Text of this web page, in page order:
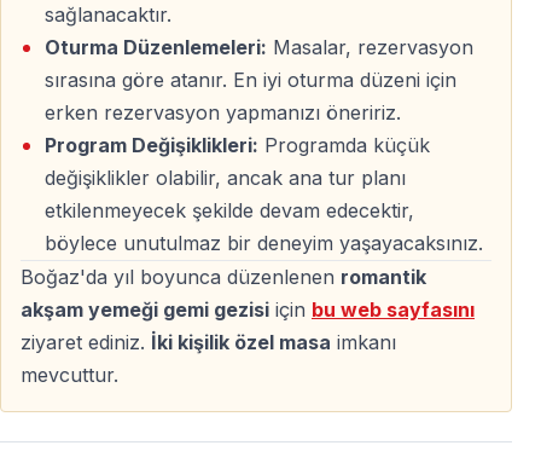
Kapanış
’da Kabataş İskelesi’ne dönüş yapılır.
Profesyonel fotoğrafçılar, gecenizi ölümsüzleştirmek
için çekimler gerçekleştirir.
Neden Bu Sevgililer Günü Boğaz Turu?
Çiftlere özeliki kişilik masaimkânı
Sınırsız içecek & özel akşam yemeği
Canlı müzik ve geleneksel gösteriler
İstanbul Boğazı’nda eşsiz gece manzarası
sağlanacaktır.
Oturma Düzenlemeleri: Masalar, rezervasyon
sırasına göre atanır. En iyi oturma düzeni için
erken rezervasyon yapmanızı öneririz.
Program Değişiklikleri: Programda küçük
değişiklikler olabilir, ancak ana tur planı
etkilenmeyecek şekilde devam edecektir,
böylece unutulmaz bir deneyim yaşayacaksınız.
Boğaz'da yıl boyunca düzenlenen romantik
akşam yemeği gemi gezisi için bu web sayfasını
ziyaret ediniz. İki kişilik özel masa imkanı
mevcuttur.